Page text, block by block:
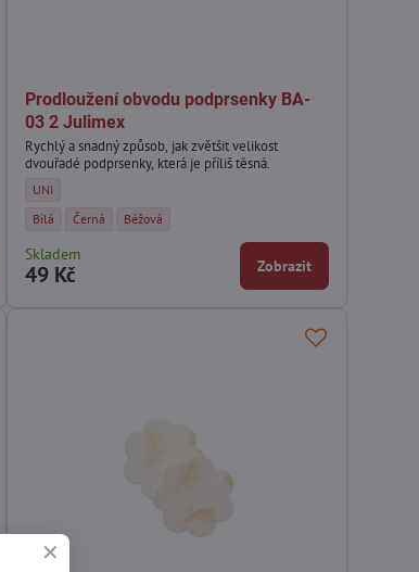
- Barva:
Prodloužení obvodu podprsenky BA-
03 2 Julimex
Rychlý a snadný způsob, jak zvětšit velikost
dvouřadé podprsenky, která je příliš těsná.
Prodloužení obvodu podprsenky BA-03 2 Julimex - Velikost:
UNI
Prodloužení obvodu podprsenky BA-03 2 Julimex - Barva:
Bílá Prodloužení obvodu podprsenky BA-03 2 Julimex - Barva:
Černá Prodloužení obvodu podprsenky BA-03 2 Julimex -
Béžová
Skladem
49 Kč Zobrazit